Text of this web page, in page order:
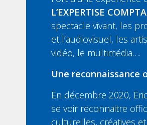
L’EXPERTISE
spectacle vivant, les
et l’audiovisuel, les
vidéo, le multimédia….
Une reconnaissance
En décembre 2020,
se voir reconnaitre
culturelles, créatives